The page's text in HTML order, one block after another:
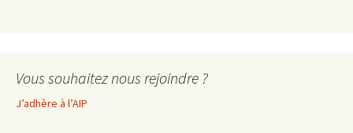
Vous souhaitez nous rejoindre ?
J’adhère à l’AIP